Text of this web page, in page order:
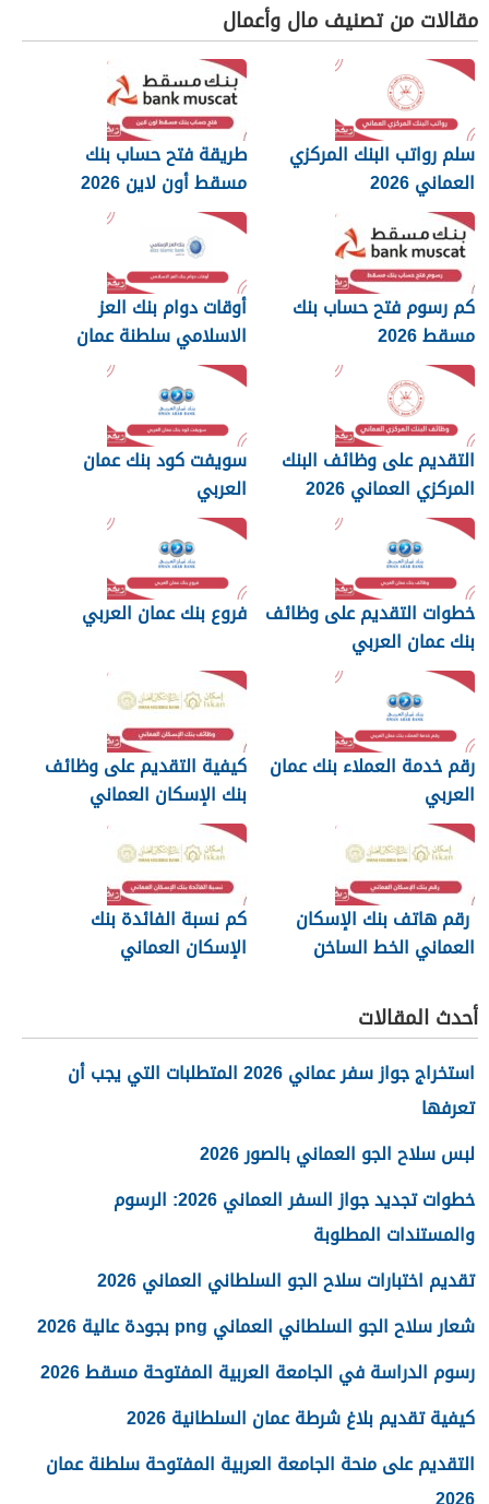
مقالات من تصنيف مال وأعمال
سلم رواتب البنك المركزي
العماني 2026
طريقة فتح حساب بنك
مسقط أون لاين 2026
كم رسوم فتح حساب بنك
مسقط 2026
أوقات دوام بنك العز
الاسلامي سلطنة عمان
2026
التقديم على وظائف البنك
المركزي العماني 2026
سويفت كود بنك عمان
العربي
خطوات التقديم على وظائف
بنك عمان العربي
فروع بنك عمان العربي
رقم خدمة العملاء بنك عمان
العربي
كيفية التقديم على وظائف
بنك الإسكان العماني
رقم هاتف بنك الإسكان
العماني الخط الساخن
كم نسبة الفائدة بنك
الإسكان العماني
أحدث المقالات
استخراج جواز سفر عماني 2026 المتطلبات التي يجب أن
تعرفها
لبس سلاح الجو العماني بالصور 2026
خطوات تجديد جواز السفر العماني 2026: الرسوم
والمستندات المطلوبة
تقديم اختبارات سلاح الجو السلطاني العماني 2026
شعار سلاح الجو السلطاني العماني png بجودة عالية 2026
رسوم الدراسة في الجامعة العربية المفتوحة مسقط 2026
كيفية تقديم بلاغ شرطة عمان السلطانية 2026
التقديم على منحة الجامعة العربية المفتوحة سلطنة عمان